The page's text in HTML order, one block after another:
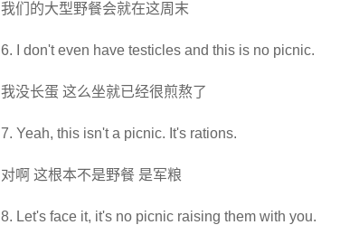
我们的大型野餐会就在这周末
6. I don't even have testicles and this is no picnic.
我没长蛋 这么坐就已经很煎熬了
7. Yeah, this isn't a picnic. It's rations.
对啊 这根本不是野餐 是军粮
8. Let's face it, it's no picnic raising them with you.